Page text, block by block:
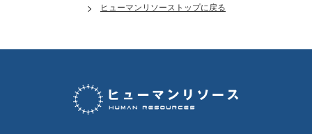
ヒューマンリソーストップに戻る